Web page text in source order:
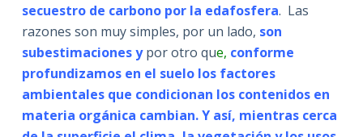
secuestro de carbono por la edafosfera. Las
razones son muy simples, por un lado, son
subestimaciones ypor otro que, conforme
profundizamos en el suelo los factores
ambientales que condicionan los contenidos en
materia orgánica cambian. Y así, mientras cerca